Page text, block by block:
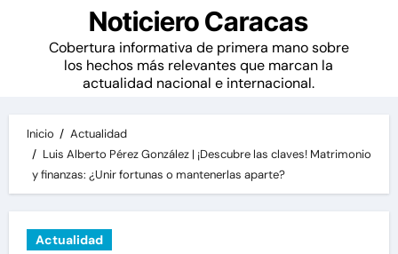
Noticiero Caracas
Cobertura informativa de primera mano sobre
los hechos más relevantes que marcan la
actualidad nacional e internacional.
Inicio
Actualidad
Luis Alberto Pérez González | ¡Descubre las claves! Matrimonio
y finanzas: ¿Unir fortunas o mantenerlas aparte?
Actualidad